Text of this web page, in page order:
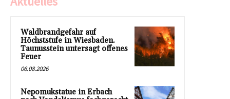
Waldbrandgefahr auf
Höchststufe in Wiesbaden.
Taunusstein untersagt offenes
Feuer
06.08.2026
Nepomukstatue in Erbach